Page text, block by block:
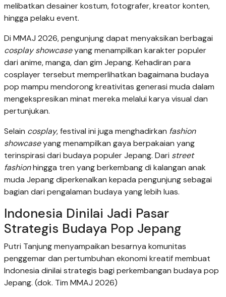
melibatkan desainer kostum, fotografer, kreator konten,
hingga pelaku event.
Di MMAJ 2026, pengunjung dapat menyaksikan berbagai
cosplay showcaseyang menampilkan karakter populer
dari anime, manga, dan gim Jepang. Kehadiran para
cosplayer tersebut memperlihatkan bagaimana budaya
pop mampu mendorong kreativitas generasi muda dalam
mengekspresikan minat mereka melalui karya visual dan
pertunjukan.
Selain cosplay, festival ini juga menghadirkan fashion
showcaseyang menampilkan gaya berpakaian yang
terinspirasi dari budaya populer Jepang. Dari street
fashionhingga tren yang berkembang di kalangan anak
muda Jepang diperkenalkan kepada pengunjung sebagai
bagian dari pengalaman budaya yang lebih luas.
Indonesia Dinilai Jadi Pasar
Strategis Budaya Pop Jepang
Putri Tanjung menyampaikan besarnya komunitas
penggemar dan pertumbuhan ekonomi kreatif membuat
Indonesia dinilai strategis bagi perkembangan budaya pop
Jepang. (dok. Tim MMAJ 2026)